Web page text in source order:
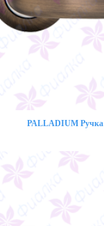
PALLADIUM Ручка